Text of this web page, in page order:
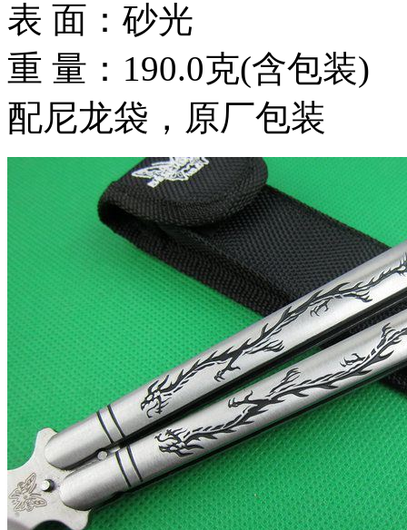
表 面：砂光
重 量：190.0克(含包装)
配尼龙袋，原厂包装